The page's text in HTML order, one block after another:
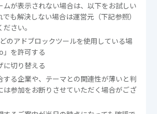
ムが表示されない場合は、以下をお試しい
でも解決しない場合は運営元（下記参照）
さい。
のアドブロックツールを使用している場
を許可する
に切り替える
する企業や、テーマとの関連性が薄いと判
は参加をお断りさせていただく場合がござ